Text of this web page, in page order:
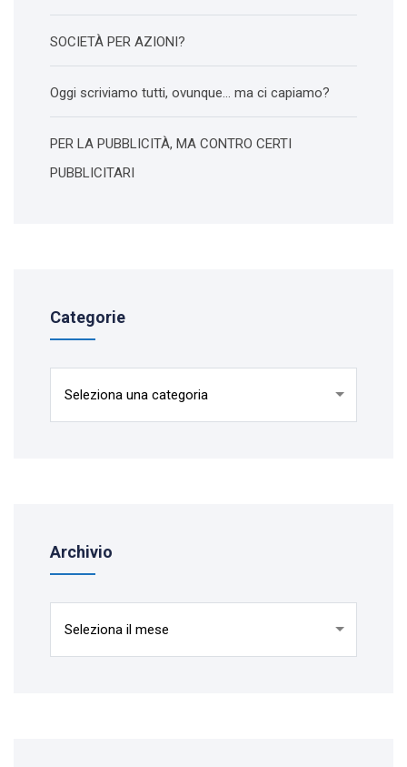
SOCIETÀ PER AZIONI?
Oggi scriviamo tutti, ovunque… ma ci capiamo?
PER LA PUBBLICITÀ, MA CONTRO CERTI
PUBBLICITARI
Categorie
Archivio